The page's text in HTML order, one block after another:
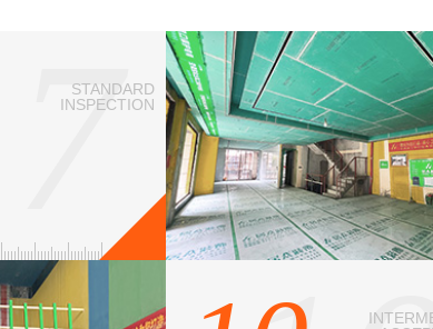
STANDARD
INSPECTION
7